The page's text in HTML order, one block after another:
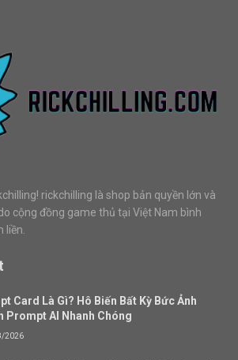
rickchilling là shop bản quyền lớn và
cộng đồng game thủ tại Việt Nam bình
liền.
Card Là Gì? Hô Biến Bất Kỳ Bức Ảnh
Prompt AI Nhanh Chóng
2026